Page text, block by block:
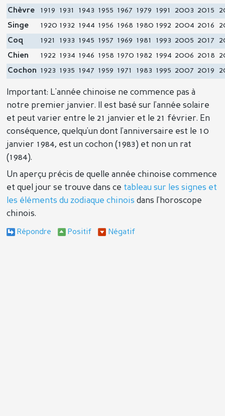
Chèvre
1919 1931 1943 1955 1967 1979 1991 2003 2015
Singe
1920 1932 1944 1956 1968 1980 1992 2004 2016
Coq
1921 1933 1945 1957 1969 1981 1993 2005 2017
Chien
1922 1934 1946 1958 1970 1982 1994 2006 2018
Cochon 1923 1935 1947 1959 1971 1983 1995 2007 2019
Important: L'année chinoise ne commence pas à
notre premier janvier. Il est basé sur l'année solaire
et peut varier entre le 21 janvier et le 21 février. En
conséquence, quelqu'un dont l'anniversaire est le 10
janvier 1984, est un cochon (1983) et non un rat
(1984).
Un aperçu précis de quelle année chinoise commence
et quel jour se trouve dans ce tableau sur les signes et
les éléments du zodiaque chinois dans l'horoscope
chinois.